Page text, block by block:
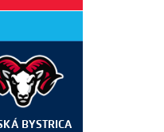
BYSTRICA